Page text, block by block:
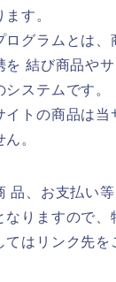
す。
ログラムとは、
を 結び商品や
ステムです。
イトの商品は当
。
品、お支払い
なりますので
てはリンク先を